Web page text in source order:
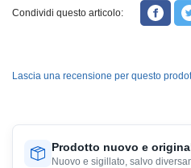
Condividi questo articolo:
Lascia una recensione per questo
Prodotto nuovo e
Nuovo e sigillato, salvo